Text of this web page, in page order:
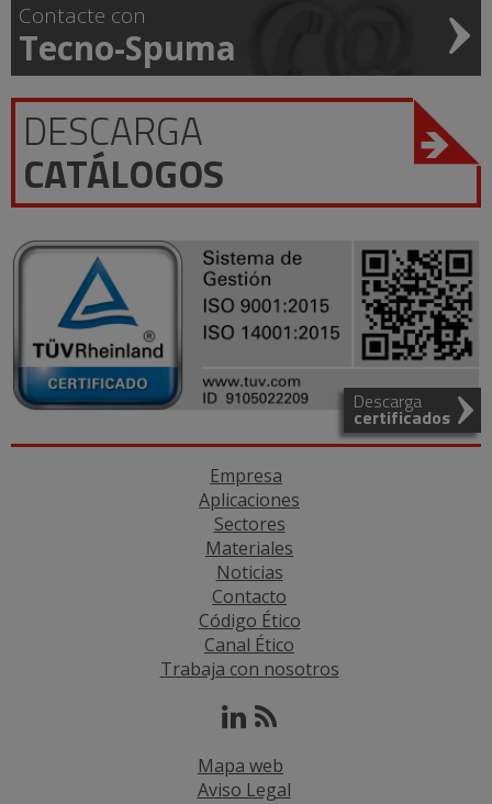
Contacte con
Tecno-Spuma
DESCARGA
CATÁLOGOS
Descarga
certificados
Empresa
Aplicaciones
Sectores
Materiales
Noticias
Contacto
Código Ético
Canal Ético
Trabaja con nosotros
Mapa web
Aviso Legal